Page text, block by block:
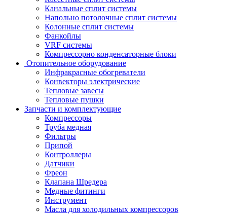
Канальные сплит системы
Напольно потолочные сплит системы
Колонные сплит системы
Фанкойлы
VRF системы
Компрессорно конденсаторные блоки
Отопительное оборудование
Инфракрасные обогреватели
Конвекторы электрические
Тепловые завесы
Тепловые пушки
Запчасти и комплектующие
Компрессоры
Труба медная
Фильтры
Припой
Контроллеры
Датчики
Фреон
Клапана Шредера
Медные фитинги
Инструмент
Масла для холодильных компрессоров